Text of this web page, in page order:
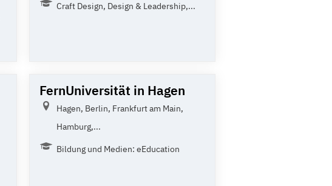
Craft Design, Design & Leadership,...
FernUniversität in Hagen
Hagen, Berlin, Frankfurt am Main,
Hamburg,...
Bildung und Medien: eEducation